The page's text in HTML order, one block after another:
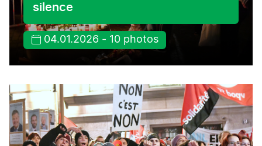
silence
04.01.2026 - 10 photos